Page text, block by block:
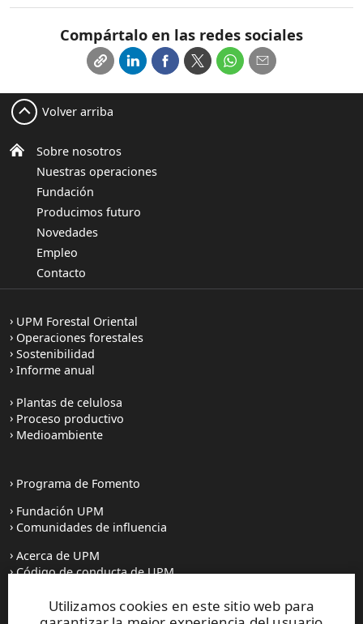
Compártalo en las redes sociales
Utilizamos cookies en este sitio web para
Sobre nosotros
Nuestras operaciones
Fundación
Producimos futuro
Novedades
Empleo
Contacto
Volver arriba
UPM Forestal Oriental
Operaciones forestales
Sostenibilidad
Informe anual
Plantas de celulosa
Proceso productivo
Medioambiente
Programa de Fomento
Fundación UPM
Comunidades de influencia
Acerca de UPM
Código de conducta de UPM
Prensa